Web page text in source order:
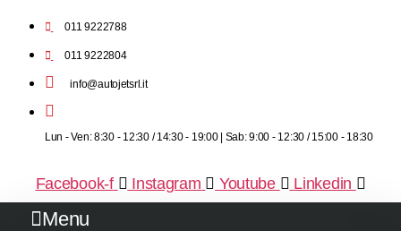
011 9222788
011 9222804
info@autojetsrl.it
Lun - Ven: 8:30 - 12:30 / 14:30 - 19:00 | Sab: 9:00 - 12:30 / 15:00 - 18:30
Facebook-f Instagram Youtube Linkedin
Menu